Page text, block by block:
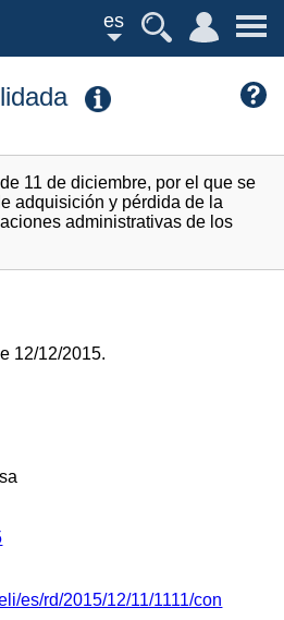
es
11 de diciembre, por el que se
adquisición y pérdida de la
administrativas de los
12/12/2015.
es/rd/2015/12/11/1111/con